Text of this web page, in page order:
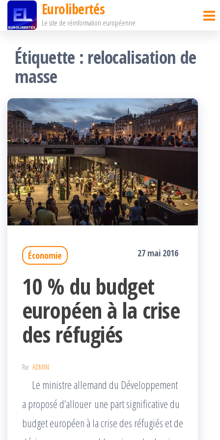
Passer
contenu
Eurolibertés
Le site de réinformation européenne
Étiquette : relocalisation de
masse
Économie 27 mai 2016
10 % du budget
européen à la crise
des réfugiés
Par ADMIN
Le ministre allemand du Développement
a proposé d’allouer une part significative du
budget européen à la crise des réfugiés et de